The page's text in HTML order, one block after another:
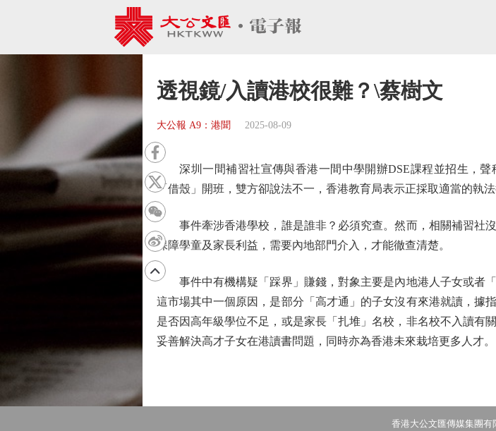
透視鏡/入讀港校很難？\蔡樹文
大公報 A9：港聞 2025-08-09
深圳一間補習社宣傳與香港一間中學開辦DSE課程並招生，聲
「借殼」開班，雙方卻說法不一，香港教育局表示正採取適當的執法
事件牽涉香港學校，誰是誰非？必須究查。然而，相關補習社沒
保障學童及家長利益，需要內地部門介入，才能徹查清楚。
事件中有機構疑「踩界」賺錢，對象主要是內地港人子女或者「
這市場其中一個原因，是部分「高才通」的子女沒有來港就讀，據
是否因高年級學位不足，或是家長「扎堆」名校，非名校不入讀有
妥善解決高才子女在港讀書問題，同時亦為香港未來栽培更多人才。
香港大公文匯傳媒集團有